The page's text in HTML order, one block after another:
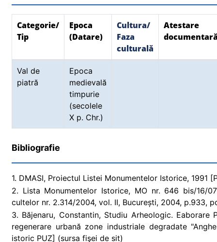
Categorie/
Tip
Epoca
(Datare)
Cultura/
Faza
culturală
Atestare
Val de
piatră
Epoca
medievală
timpurie
(secolele
X p. Chr.)
Bibliografie
1. DMASI, Proiectul Listei Monumentelor Istorice, 1991
2. Lista Monumentelor Istorice, MO nr. 646 bis/16/
cultelor nr. 2.314/2004, vol. II, București, 2004, p.933,
3. Băjenaru, Constantin, Studiu Arheologic. Eaborare
regenerare urbană zone industriale degradate
istoric PUZ] (sursa fişei de sit)